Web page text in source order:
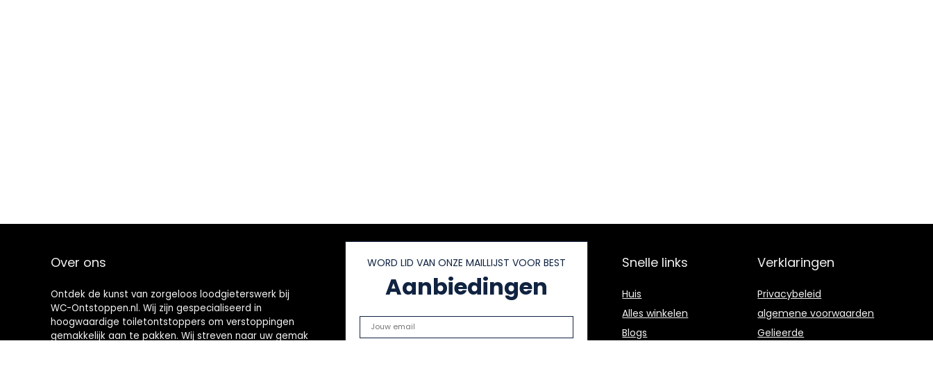
Over ons
Ontdek de kunst van zorgeloos loodgieterswerk bij
WC-Ontstoppen.nl. Wij zijn gespecialiseerd in
hoogwaardige toiletontstoppers om verstoppingen
gemakkelijk aan te pakken. Wij streven naar uw gemak
WORD LID VAN ONZE MAILLIJST VOOR BEST
Aanbiedingen
Snelle links
Huis
Alles winkelen
Blogs
Verklaringen
Privacybeleid
algemene voorwaarden
Gelieerde
openbaarmaking